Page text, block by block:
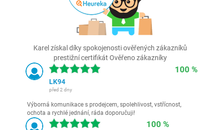
Karel získal díky spokojenosti ověřených zákazníků
prestižní certifikát Ověřeno zákazníky
100 %
LK94
před 2 dny
Výborná komunikace s prodejcem, spolehlivost, vstřícnost,
ochota a rychlé jednání, ráda doporučuji!
100 %